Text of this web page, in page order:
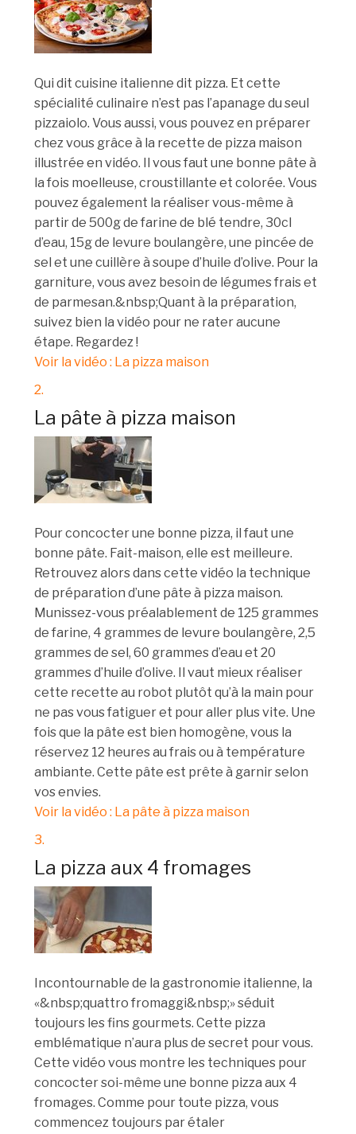
Qui dit cuisine italienne dit pizza. Et cette
spécialité culinaire n’est pas l’apanage du seul
pizzaiolo. Vous aussi, vous pouvez en préparer
chez vous grâce à la recette de pizza maison
illustrée en vidéo. Il vous faut une bonne pâte à
la fois moelleuse, croustillante et colorée. Vous
pouvez également la réaliser vous-même à
partir de 500g de farine de blé tendre, 30cl
d’eau, 15g de levure boulangère, une pincée de
sel et une cuillère à soupe d’huile d’olive. Pour la
garniture, vous avez besoin de légumes frais et
de parmesan.&nbsp;Quant à la préparation,
suivez bien la vidéo pour ne rater aucune
étape. Regardez !
Voir la vidéo : La pizza maison
2.
La pâte à pizza maison
Pour concocter une bonne pizza, il faut une
bonne pâte. Fait-maison, elle est meilleure.
Retrouvez alors dans cette vidéo la technique
de préparation d’une pâte à pizza maison.
Munissez-vous préalablement de 125 grammes
de farine, 4 grammes de levure boulangère, 2,5
grammes de sel, 60 grammes d’eau et 20
grammes d’huile d’olive. Il vaut mieux réaliser
cette recette au robot plutôt qu’à la main pour
ne pas vous fatiguer et pour aller plus vite. Une
fois que la pâte est bien homogène, vous la
réservez 12 heures au frais ou à température
ambiante. Cette pâte est prête à garnir selon
vos envies.
Voir la vidéo : La pâte à pizza maison
3.
La pizza aux 4 fromages
Incontournable de la gastronomie italienne, la
«&nbsp;quattro fromaggi&nbsp;» séduit
toujours les fins gourmets. Cette pizza
emblématique n’aura plus de secret pour vous.
Cette vidéo vous montre les techniques pour
concocter soi-même une bonne pizza aux 4
fromages. Comme pour toute pizza, vous
commencez toujours par étaler